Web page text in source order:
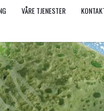
VÅRE TJENESTER